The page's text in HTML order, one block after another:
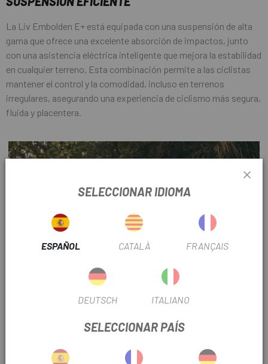
La Liv Embolden E+ está equipada con una suspensión de alta
gama que ofrece una excelente absorción de impactos, junto
con una asistencia eléctrica inteligente que mejora la estabilidad
en cualquier terreno. Esta combinación permite a las ciclistas
mantener el control y la comodidad, incluso en terrenos
irregulares, asegurando una experiencia de ciclismo más segura,
fluida y placentera.
SELECCIONAR IDIOMA
ESPAÑOL CATALÀ FRANÇAIS
DEUTSCH ITALIANO
SELECCIONAR PAÍS